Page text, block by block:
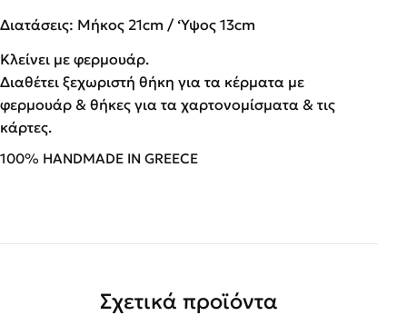
Διατάσεις: Μήκος 21cm / ‘Υψος 13cm
Κλείνει με φερμουάρ.
Διαθέτει ξεχωριστή θήκη για τα κέρματα με
φερμουάρ & θήκες για τα χαρτονομίσματα & τις
κάρτες.
100% HANDMADE IN GREECE
Σχετικά προϊόντα